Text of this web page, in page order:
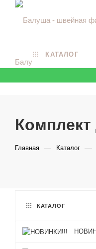
КАТАЛОГ
Комплект
Главная — Каталог —
КАТАЛОГ